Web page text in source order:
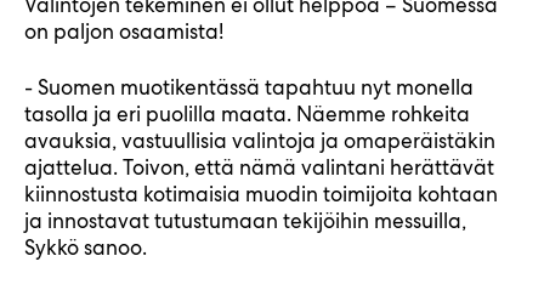
Valintojen tekeminen ei ollut helppoa – Suomessa
on paljon osaamista!
- Suomen muotikentässä tapahtuu nyt monella
tasolla ja eri puolilla maata. Näemme rohkeita
avauksia, vastuullisia valintoja ja omaperäistäkin
ajattelua. Toivon, että nämä valintani herättävät
kiinnostusta kotimaisia muodin toimijoita kohtaan
ja innostavat tutustumaan tekijöihin messuilla,
Sykkö sanoo.